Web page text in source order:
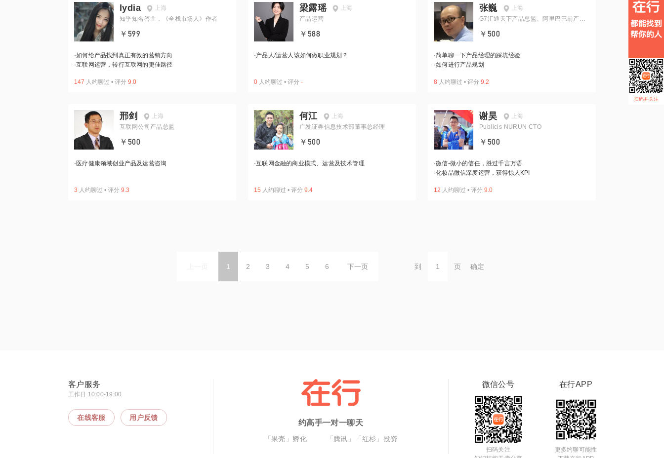
lydia
上海
知乎知名答主，《全栈市场人》作者
￥599
·如何给产品找到真正有效的营销方向
·互联网运营，转行互联网的更佳路径
147 人约聊过 • 评分 9.0
梁露瑶
上海
产品运营
￥588
·产品人/运营人该如何做职业规划？
0 人约聊过 • 评分 -
张巍
上海
G7汇通天下产品总监、阿里巴巴前产品
￥500
·简单聊一下产品经理的踩坑经验
·如何进行产品规划
8 人约聊过 • 评分 9.2
邢剑
上海
互联网公司产品总监
￥500
· 医疗健康领域创业产品及运营咨询
3 人约聊过 • 评分 9.3
何江
上海
广发证券信息技术部董事总经理
￥500
·互联网金融的商业模式、运营及技术管理
15 人约聊过 • 评分 9.4
谢昊
上海
Publicis NURUN CTO
￥500
·微信-微小的信任，胜过千言万语
·化妆品微信深度运营，获得惊人KPI
12 人约聊过 • 评分 9.0
1 2 3 4 5 6 下一页 到 页 确定
扫码并关注
客户服务
工作日 10:00-19:00
在线客服 用户反馈
约高手一对一聊天
「果壳」孵化 「腾讯」「红杉」投资
微信公号
扫码关注
在行APP
更多约聊可能性